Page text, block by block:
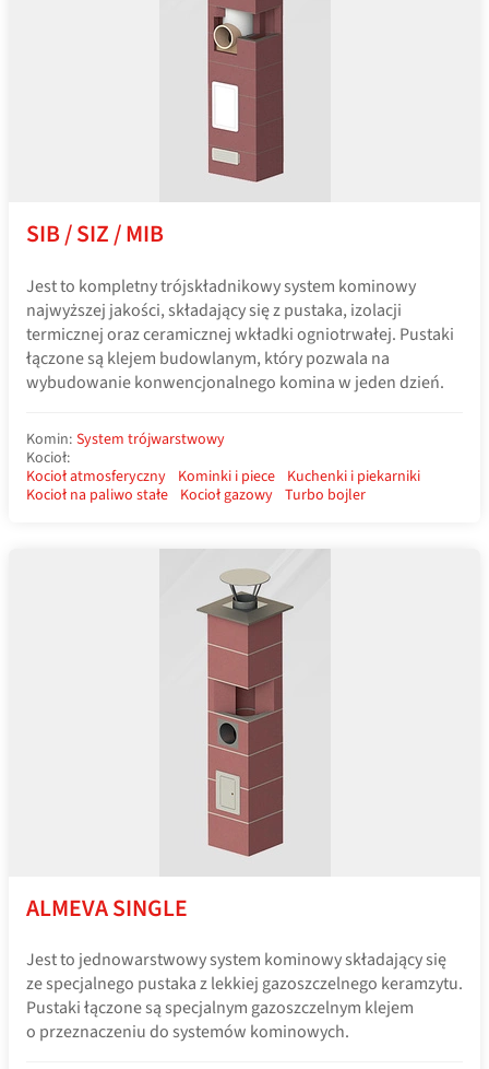
SIB / SIZ / MIB
Jest to kompletny trójskładnikowy system kominowy
najwyższej jakości, składający się z pustaka, izolacji
termicznej oraz ceramicznej wkładki ogniotrwałej. Pustaki
łączone są klejem budowlanym, który pozwala na
wybudowanie konwencjonalnego komina w jeden dzień.
Komin: System trójwarstwowy
Kocioł:
Kocioł atmosferyczny Kominki i piece Kuchenki i piekarniki
Kocioł na paliwo stałe Kocioł gazowy Turbo bojler
ALMEVA SINGLE
Jest to jednowarstwowy system kominowy składający się
ze specjalnego pustaka z lekkiej gazoszczelnego keramzytu.
Pustaki łączone są specjalnym gazoszczelnym klejem
o przeznaczeniu do systemów kominowych.